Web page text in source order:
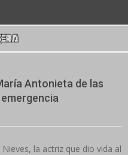
Antonieta de las
la actriz que dio vida al